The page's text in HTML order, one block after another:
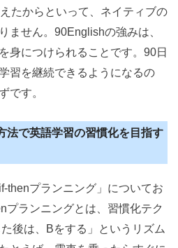
たからといって、ネイティブの
ません。90Englishの強みは、
身につけられることです。90日
習を継続できるようになるの
です。
法で英語学習の習慣化を目指す
thenプランニング」についてお
プランニングとは、習慣化テク
後は、Bをする」というリズム